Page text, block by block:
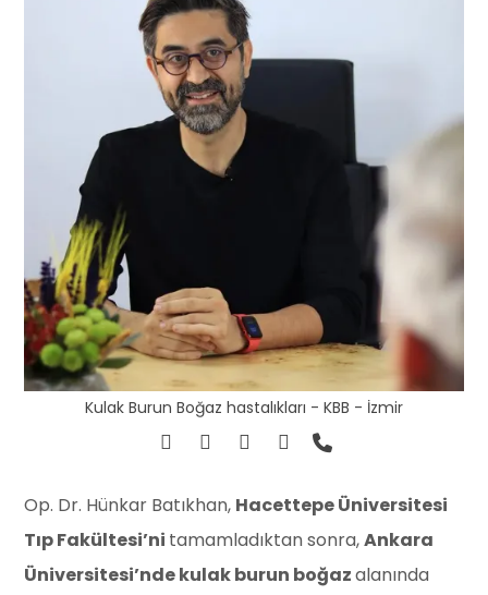
Kulak Burun Boğaz hastalıkları - KBB - İzmir
Op. Dr. Hünkar Batıkhan, Hacettepe Üniversitesi
Tıp Fakültesi’ni tamamladıktan sonra,Ankara
Üniversitesi’nde kulak burun boğazalanında